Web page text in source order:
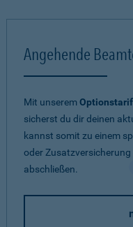
Angehende
Mit unseremOptionstarif
sicherst du dir deinen
kannst somit zu einem
oder Zusatzversicherung
abschließen.